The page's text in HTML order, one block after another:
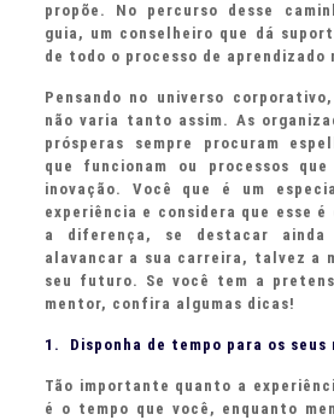
propõe. No percurso desse
guia, um conselheiro que dá
de todo o processo de aprendizado
Pensando no universo
não varia tanto assim. As
prósperas sempre procuram
que funcionam ou processos
inovação. Você que é um
experiência e considera que esse
a diferença, se destacar ainda
alavancar a sua carreira, talvez a
seu futuro. Se você tem a
mentor, confira algumas dicas!
1. Disponha de tempo para os seus
Tão importante quanto a
é o tempo que você, enquanto